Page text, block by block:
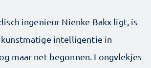
ingenieur Nienke Bakx ligt, is
kunstmatige intelligentie in
maar net begonnen. Longvlekjes